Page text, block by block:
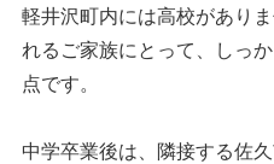
軽井沢町内には高校があり
れるご家族にとって、しっ
点です。
中学卒業後は、隣接する佐